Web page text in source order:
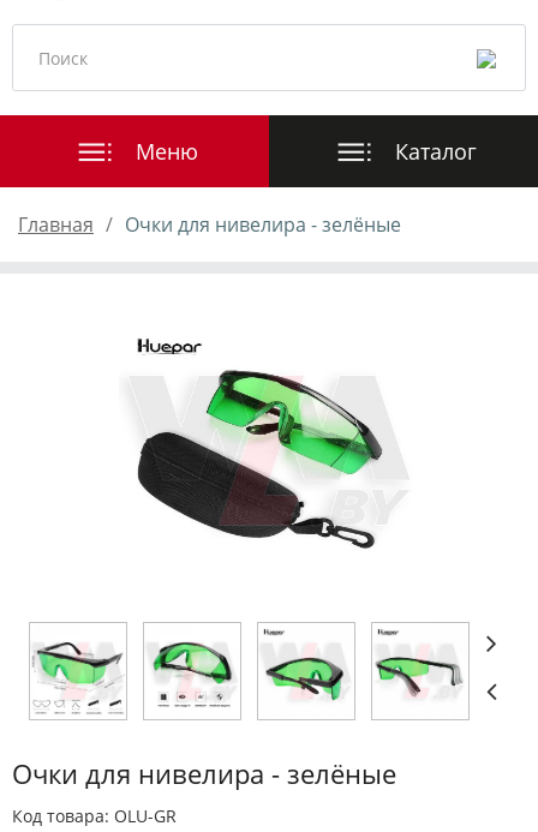
Главная Очки для нивелира - зелёные
Очки для нивелира - зелёные
Код товара: OLU-GR